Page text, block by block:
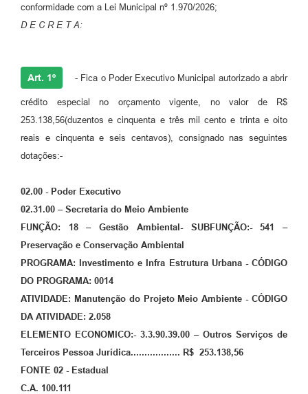
conformidade com a Lei Municipal nº 1.970/2026;
D E C R E T A:
Art. 1º - Fica o Poder Executivo Municipal autorizado a abrir
crédito especial no orçamento vigente, no valor de R$
253.138,56(duzentos e cinquenta e três mil cento e trinta e oito
reais e cinquenta e seis centavos), consignado nas seguintes
dotações:-
02.00 - Poder Executivo
02.31.00 – Secretaria do Meio Ambiente
FUNÇÃO: 18 – Gestão Ambiental- SUBFUNÇÃO:- 541 –
Preservação e Conservação Ambiental
PROGRAMA: Investimento e Infra Estrutura Urbana - CÓDIGO
DO PROGRAMA: 0014
ATIVIDADE: Manutenção do Projeto Meio Ambiente - CÓDIGO
DA ATIVIDADE: 2.058
ELEMENTO ECONOMICO:- 3.3.90.39.00 – Outros Serviços de
Terceiros Pessoa Jurídica.................. R$ 253.138,56
FONTE 02 - Estadual
C.A. 100.111